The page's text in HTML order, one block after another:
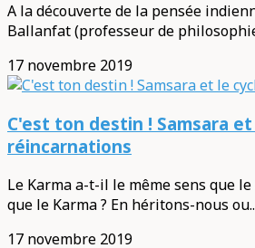
A la découverte de la pensée
Ballanfat (professeur de
17 novembre 2019
C'est ton destin ! Samsara
réincarnations
Le Karma a-t-il le même sens que
que le Karma ? En héritons-nous
17 novembre 2019